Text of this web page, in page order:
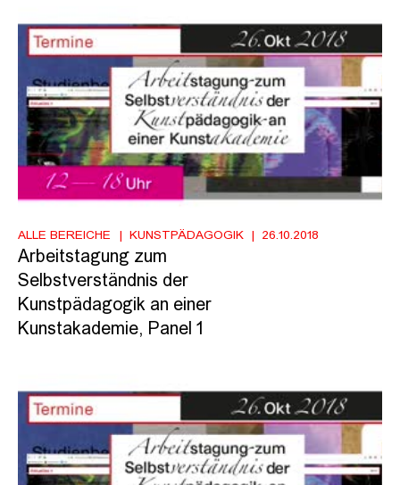
ALLE BEREICHE KUNSTPÄDAGOGIK 26.10.2018
Arbeitstagung zum
Selbstverständnis der
Kunstpädagogik an einer
Kunstakademie, Panel 1